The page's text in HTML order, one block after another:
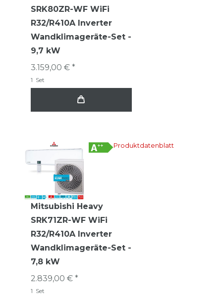
SRK80ZR-WF WiFi
R32/R410A Inverter
Wandklimageräte-Set -
9,7 kW
3.159,00 € *
1 Set
Produktdatenblatt
Mitsubishi Heavy
SRK71ZR-WF WiFi
R32/R410A Inverter
Wandklimageräte-Set -
7,8 kW
2.839,00 € *
1 Set